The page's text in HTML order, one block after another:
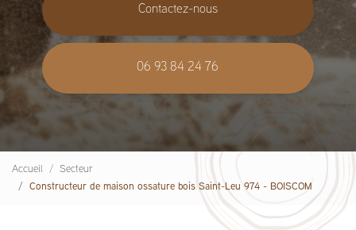
Contactez-nous
06 93 84 24 76
Accueil
Secteur
Constructeur de maison ossature bois Saint-Leu 974 - BOISCOM